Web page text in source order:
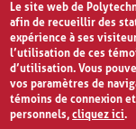
Le site web de
afin de recueillir des
expérience à ses
l’utilisation de ces
d’utilisation. Vous
vos paramètres de
témoins de connexion
personnels,cliquez ici.